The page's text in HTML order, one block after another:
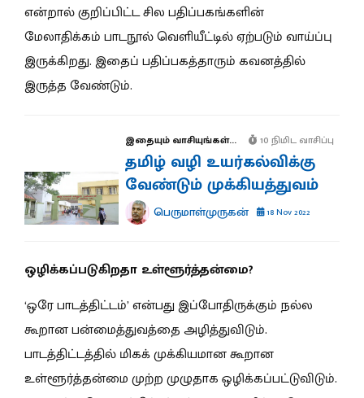
என்றால் குறிப்பிட்ட சில பதிப்பகங்களின்
மேலாதிக்கம் பாடநூல் வெளியீட்டில் ஏற்படும் வாய்ப்பு
இருக்கிறது. இதைப் பதிப்பகத்தாரும் கவனத்தில்
இருத்த வேண்டும்.
இதையும் வாசியுங்கள்... 10 நிமிட வாசிப்பு
தமிழ் வழி உயர்கல்விக்கு
வேண்டும் முக்கியத்துவம்
பெருமாள்முருகன் 18 Nov 2022
ஒழிக்கப்படுகிறதா உள்ளூர்த்தன்மை?
‘ஒரே பாடத்திட்டம்’ என்பது இப்போதிருக்கும் நல்ல
கூறான பன்மைத்துவத்தை அழித்துவிடும்.
பாடத்திட்டத்தில் மிகக் முக்கியமான கூறான
உள்ளூர்த்தன்மை முற்ற முழுதாக ஒழிக்கப்பட்டுவிடும்.